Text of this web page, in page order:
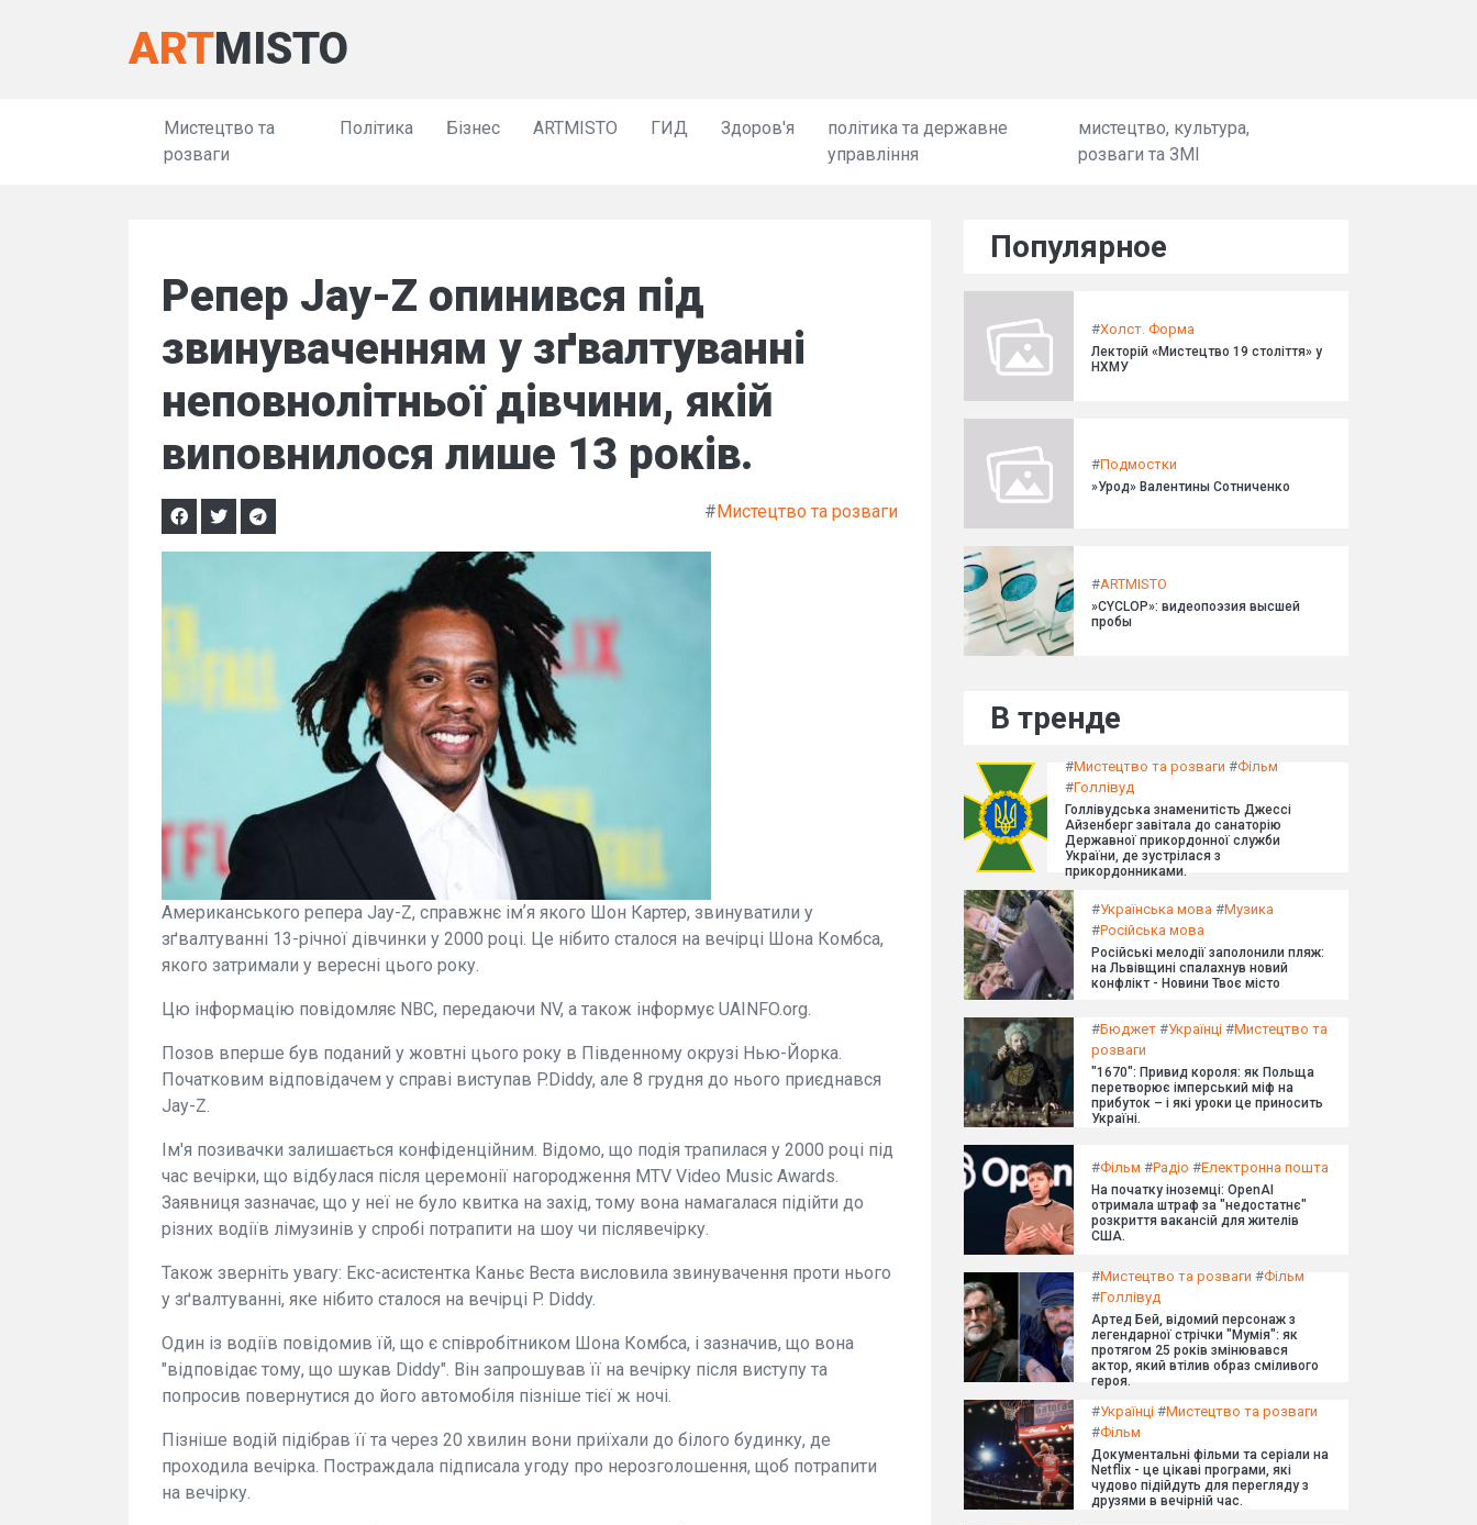
ARTMISTO
Мистецтво та
розваги
Політика Бізнес ARTMISTO ГИД Здоров'я
політика та державне
управління
мистецтво, культура,
розваги та ЗМІ
Репер Jay-Z опинився під
звинуваченням у зґвалтуванні
неповнолітньої дівчини, якій
виповнилося лише 13 років.
#Мистецтво та розваги
Американського репера Jay-Z, справжнє імʼя якого Шон Картер, звинуватили у
зґвалтуванні 13-річної дівчинки у 2000 році. Це нібито сталося на вечірці Шона Комбса,
якого затримали у вересні цього року.
Цю інформацію повідомляє NBC, передаючи NV, а також інформує UAINFO.org.
Позов вперше був поданий у жовтні цього року в Південному окрузі Нью-Йорка.
Початковим відповідачем у справі виступав P.Diddy, але 8 грудня до нього приєднався
Jay-Z.
Ім'я позивачки залишається конфіденційним. Відомо, що подія трапилася у 2000 році під
час вечірки, що відбулася після церемонії нагородження MTV Video Music Awards.
Заявниця зазначає, що у неї не було квитка на захід, тому вона намагалася підійти до
різних водіїв лімузинів у спробі потрапити на шоу чи післявечірку.
Також зверніть увагу: Екс-асистентка Каньє Веста висловила звинувачення проти нього
у зґвалтуванні, яке нібито сталося на вечірці P. Diddy.
Один із водіїв повідомив їй, що є співробітником Шона Комбса, і зазначив, що вона
"відповідає тому, що шукав Diddy". Він запрошував її на вечірку після виступу та
попросив повернутися до його автомобіля пізніше тієї ж ночі.
Пізніше водій підібрав її та через 20 хвилин вони приїхали до білого будинку, де
проходила вечірка. Постраждала підписала угоду про нерозголошення, щоб потрапити
на вечірку.
Популярное
#Холст. Форма
Лекторій «Мистецтво 19 століття» у
НХМУ
#Подмостки
»Урод» Валентины Сотниченко
#ARTMISTO
»CYCLOP»: видеопоэзия высшей
пробы
В тренде
#Мистецтво та розваги #Фільм
#Голлівуд
Голлівудська знаменитість Джессі
Айзенберг завітала до санаторію
Державної прикордонної служби
України, де зустрілася з
прикордонниками.
#Українська мова #Музика
#Російська мова
Російські мелодії заполонили пляж:
на Львівщині спалахнув новий
конфлікт - Новини Твоє місто
#Бюджет #Українці #Мистецтво та
розваги
"1670": Привид короля: як Польща
перетворює імперський міф на
прибуток – і які уроки це приносить
Україні.
#Фільм #Радіо #Електронна пошта
На початку іноземці: OpenAI
отримала штраф за "недостатнє"
розкриття вакансій для жителів
США.
#Мистецтво та розваги #Фільм
#Голлівуд
Артед Бей, відомий персонаж з
легендарної стрічки "Мумія": як
протягом 25 років змінювався
актор, який втілив образ сміливого
героя.
#Українці #Мистецтво та розваги
#Фільм
Документальні фільми та серіали на
Netflix - це цікаві програми, які
чудово підійдуть для перегляду з
друзями в вечірній час.